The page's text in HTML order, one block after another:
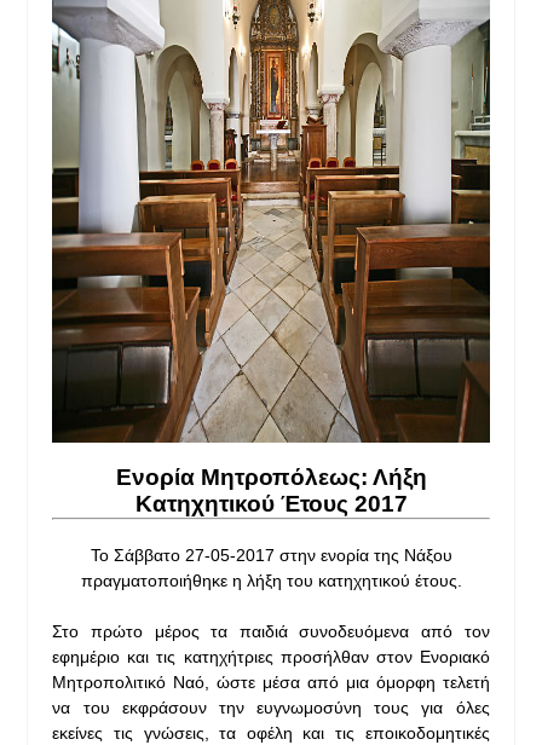
Ενορία Μητροπόλεως: Λήξη
Κατηχητικού Έτους 2017
Το Σάββατο 27-05-2017 στην ενορία της Νάξου
πραγματοποιήθηκε η λήξη του κατηχητικού έτους.
Στο πρώτο μέρος τα παιδιά συνοδευόμενα από τον
εφημέριο και τις κατηχήτριες προσήλθαν στον Ενοριακό
Μητροπολιτικό Ναό, ώστε μέσα από μια όμορφη τελετή
να του εκφράσουν την ευγνωμοσύνη τους για όλες
εκείνες τις γνώσεις, τα οφέλη και τις εποικοδομητικές